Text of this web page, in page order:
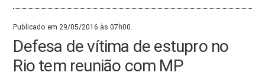
Publicado em 29/05/2016 às 07h00.
Defesa de vítima de estupro no
Rio tem reunião com MP